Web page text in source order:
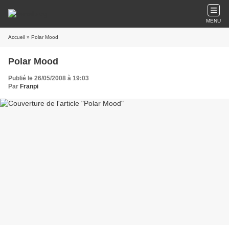
MENU
Accueil » Polar Mood
Polar Mood
Publié le 26/05/2008 à 19:03
Par Franpi